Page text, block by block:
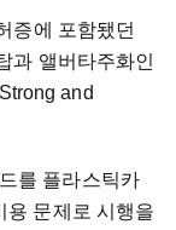
증에 포함됐던
과 앨버타주화인
and
를 플라스틱카
용 문제로 시행을